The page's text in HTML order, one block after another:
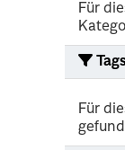
Für
Für